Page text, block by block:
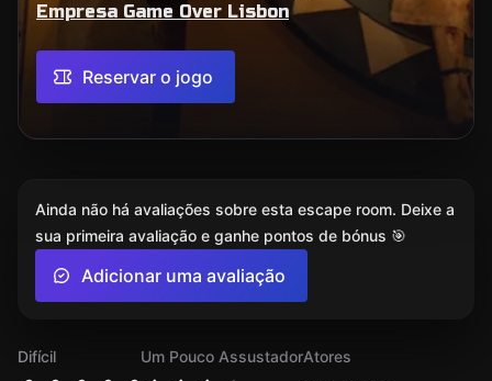
Empresa Game Over Lisbon
Reservar o jogo
Difícil
Um Pouco AssustadorAtores
Ainda não há avaliações sobre esta escape room. Deixe a
sua primeira avaliação e ganhe pontos de bónus 🎯
Adicionar uma avaliação